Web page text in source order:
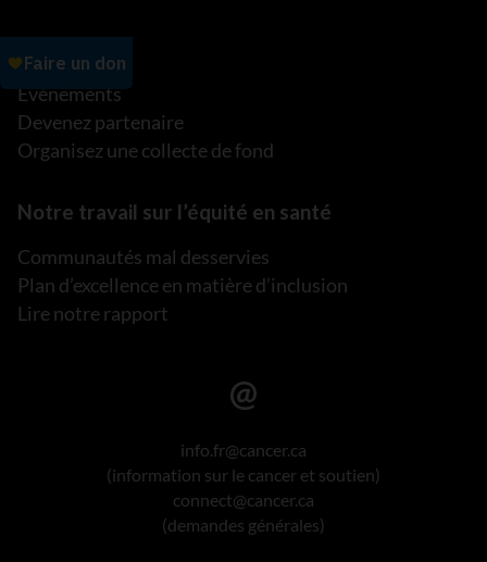
Événements
Devenez partenaire
Organisez une collecte de fond
Notre travail sur l’équité en santé
Communautés mal desservies
Plan d’excellence en matière d’inclusion
Lire notre rapport
info.fr@cancer.ca
(information sur le cancer et soutien)
connect@cancer.ca
(demandes générales)